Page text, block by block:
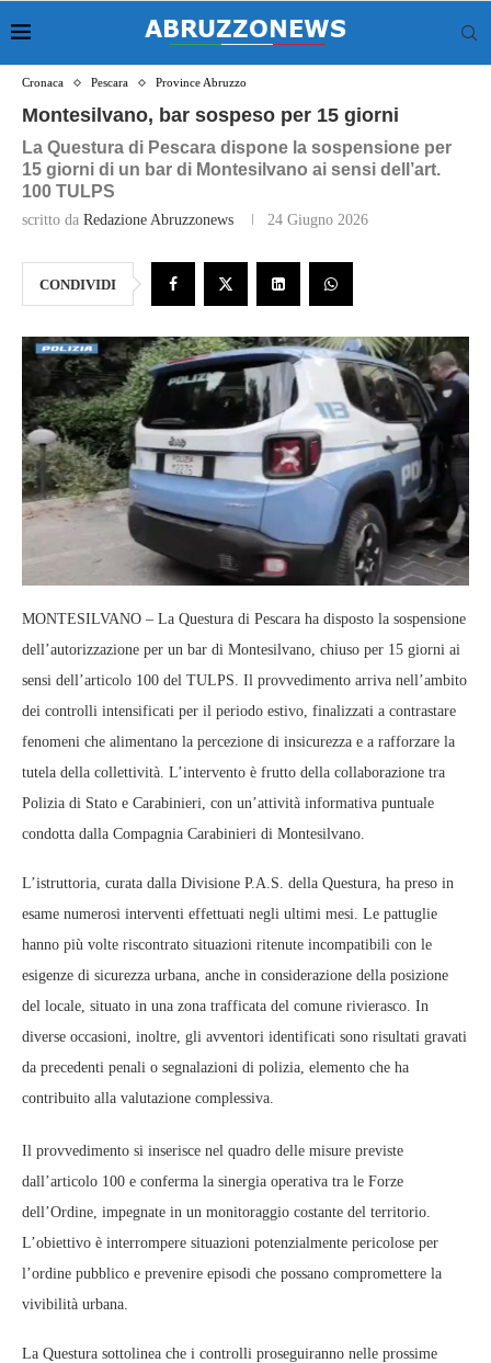
Cronaca Pescara Province Abruzzo
Montesilvano, bar sospeso per 15 giorni
La Questura di Pescara dispone la sospensione per
15 giorni di un bar di Montesilvano ai sensi dell’art.
100 TULPS
scritto da Redazione Abruzzonews 24 Giugno 2026
CONDIVIDI
MONTESILVANO – La Questura di Pescara ha disposto la sospensione
dell’autorizzazione per un bar di Montesilvano, chiuso per 15 giorni ai
sensi dell’articolo 100 del TULPS. Il provvedimento arriva nell’ambito
dei controlli intensificati per il periodo estivo, finalizzati a contrastare
fenomeni che alimentano la percezione di insicurezza e a rafforzare la
tutela della collettività. L’intervento è frutto della collaborazione tra
Polizia di Stato e Carabinieri, con un’attività informativa puntuale
condotta dalla Compagnia Carabinieri di Montesilvano.
L’istruttoria, curata dalla Divisione P.A.S. della Questura, ha preso in
esame numerosi interventi effettuati negli ultimi mesi. Le pattuglie
hanno più volte riscontrato situazioni ritenute incompatibili con le
esigenze di sicurezza urbana, anche in considerazione della posizione
del locale, situato in una zona trafficata del comune rivierasco. In
diverse occasioni, inoltre, gli avventori identificati sono risultati gravati
da precedenti penali o segnalazioni di polizia, elemento che ha
contribuito alla valutazione complessiva.
Il provvedimento si inserisce nel quadro delle misure previste
dall’articolo 100 e conferma la sinergia operativa tra le Forze
dell’Ordine, impegnate in un monitoraggio costante del territorio.
L’obiettivo è interrompere situazioni potenzialmente pericolose per
l’ordine pubblico e prevenire episodi che possano compromettere la
vivibilità urbana.
La Questura sottolinea che i controlli proseguiranno nelle prossime